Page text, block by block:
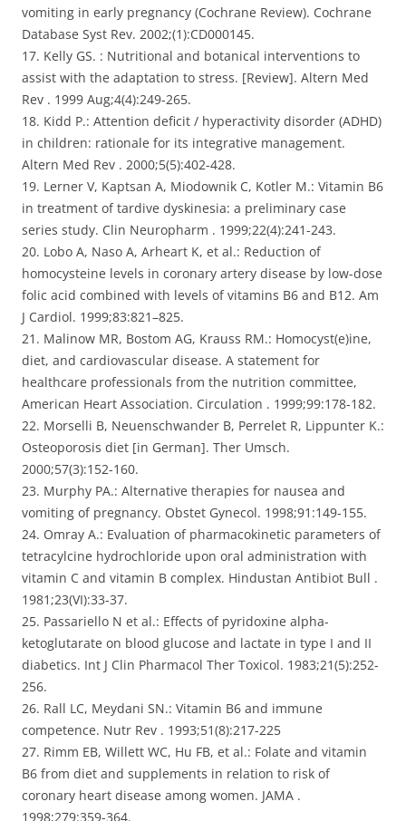
vomiting in early pregnancy (Cochrane Review). Cochrane
Database Syst Rev. 2002;(1):CD000145.
17. Kelly GS. : Nutritional and botanical interventions to
assist with the adaptation to stress. [Review]. Altern Med
Rev . 1999 Aug;4(4):249-265.
18. Kidd P.: Attention deficit / hyperactivity disorder (ADHD)
in children: rationale for its integrative management.
Altern Med Rev . 2000;5(5):402-428.
19. Lerner V, Kaptsan A, Miodownik C, Kotler M.: Vitamin B6
in treatment of tardive dyskinesia: a preliminary case
series study. Clin Neuropharm . 1999;22(4):241-243.
20. Lobo A, Naso A, Arheart K, et al.: Reduction of
homocysteine levels in coronary artery disease by low-dose
folic acid combined with levels of vitamins B6 and B12. Am
J Cardiol. 1999;83:821–825.
21. Malinow MR, Bostom AG, Krauss RM.: Homocyst(e)ine,
diet, and cardiovascular disease. A statement for
healthcare professionals from the nutrition committee,
American Heart Association. Circulation . 1999;99:178-182.
22. Morselli B, Neuenschwander B, Perrelet R, Lippunter K.:
Osteoporosis diet [in German]. Ther Umsch.
2000;57(3):152-160.
23. Murphy PA.: Alternative therapies for nausea and
vomiting of pregnancy. Obstet Gynecol. 1998;91:149-155.
24. Omray A.: Evaluation of pharmacokinetic parameters of
tetracylcine hydrochloride upon oral administration with
vitamin C and vitamin B complex. Hindustan Antibiot Bull .
1981;23(VI):33-37.
25. Passariello N et al.: Effects of pyridoxine alpha-
ketoglutarate on blood glucose and lactate in type I and II
diabetics. Int J Clin Pharmacol Ther Toxicol. 1983;21(5):252-
256.
26. Rall LC, Meydani SN.: Vitamin B6 and immune
competence. Nutr Rev . 1993;51(8):217-225
27. Rimm EB, Willett WC, Hu FB, et al.: Folate and vitamin
B6 from diet and supplements in relation to risk of
coronary heart disease among women. JAMA .
1998;279:359-364.